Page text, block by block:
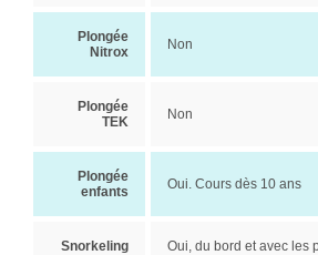
Plongée
Nitrox
Non
Plongée
TEK
Non
Plongée
enfants
Oui. Cours dès 10 ans
Snorkeling Oui, du bord et avec les